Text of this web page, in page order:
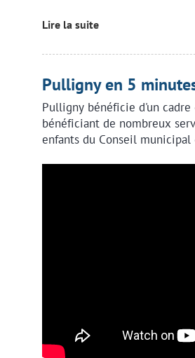
Lire la suite
Pulligny en 5
Pulligny bénéficie d'un
bénéficiant de nombreux
enfants du Conseil